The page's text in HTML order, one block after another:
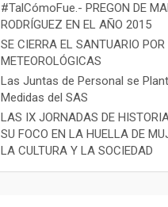
#TalCómoFue.- PREGON DE
RODRÍGUEZ EN EL AÑO 2015
SE CIERRA EL SANTUARIO
METEOROLÓGICAS
Las Juntas de Personal se
Medidas del SAS
LAS IX JORNADAS DE
SU FOCO EN LA HUELLA DE
LA CULTURA Y LA SOCIEDAD